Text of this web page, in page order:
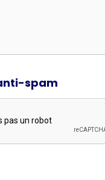
spam